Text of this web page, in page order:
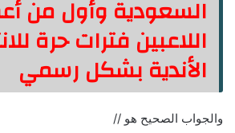
السعودية وأول من
اللاعبين فترات حرة
الأندية بشكل رسمي
والجواب الصحيح هو //